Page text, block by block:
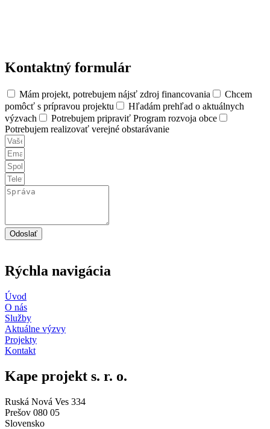
Kontaktný formulár
Mám projekt, potrebujem nájsť zdroj financovania
Chcem
pomôcť s prípravou projektu
Hľadám prehľad o aktuálnych
výzvach
Potrebujem pripraviť Program rozvoja obce
Potrebujem realizovať verejné obstarávanie
Odoslať
Rýchla navigácia
Úvod
O nás
Služby
Aktuálne výzvy
Projekty
Kontakt
Kape projekt s. r. o.
Ruská Nová Ves 334
Prešov 080 05
Slovensko